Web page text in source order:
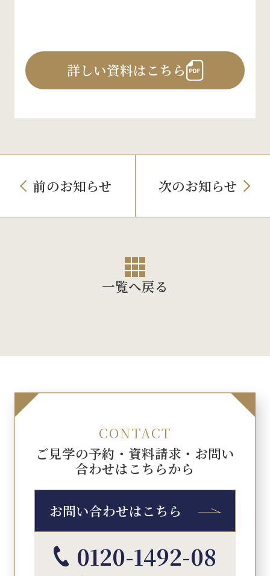
詳しい資料はこちら
前のお知らせ
一覧へ戻る
次のお知らせ
CONTACT
ご見学の予約・資料請求・お問い
合わせはこちらから
お問い合わせはこちら
0120-1492-08